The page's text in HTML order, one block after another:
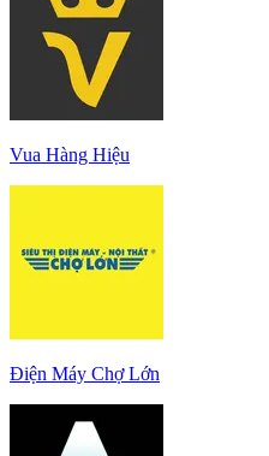
Vua Hàng Hiệu
Điện Máy Chợ Lớn